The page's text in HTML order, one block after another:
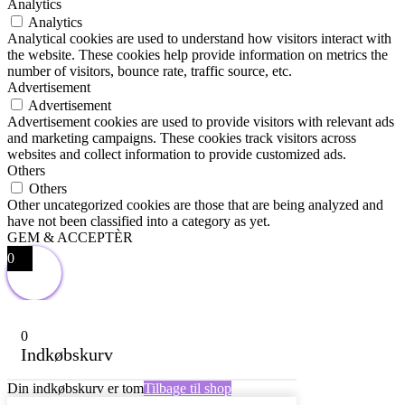
Analytics
Analytics
Analytical cookies are used to understand how visitors interact with
the website. These cookies help provide information on metrics the
number of visitors, bounce rate, traffic source, etc.
Advertisement
Advertisement
Advertisement cookies are used to provide visitors with relevant ads
and marketing campaigns. These cookies track visitors across
websites and collect information to provide customized ads.
Others
Others
Other uncategorized cookies are those that are being analyzed and
have not been classified into a category as yet.
GEM & ACCEPTÈR
0
0
Indkøbskurv
Din indkøbskurv er tomTilbage til shop